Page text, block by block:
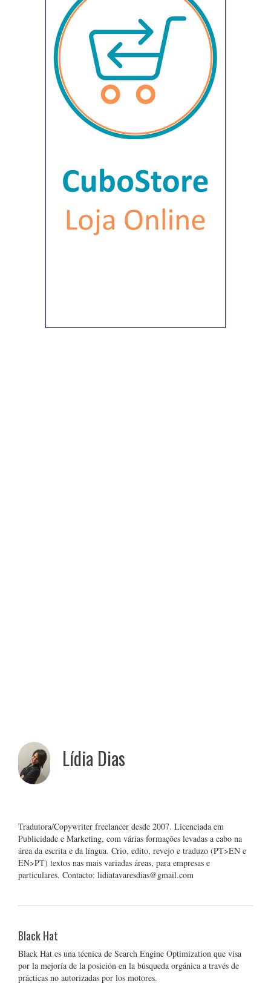
Lídia Dias
Tradutora/Copywriter freelancer desde 2007. Licenciada em
Publicidade e Marketing, com várias formações levadas a cabo na
área da escrita e da língua. Crio, edito, revejo e traduzo (PT>EN e
EN>PT) textos nas mais variadas áreas, para empresas e
particulares. Contacto: lidiatavaresdias@gmail.com
Black Hat
Black Hat es una técnica de Search Engine Optimization que visa
por la mejoría de la posición en la búsqueda orgánica a través de
prácticas no autorizadas por los motores.